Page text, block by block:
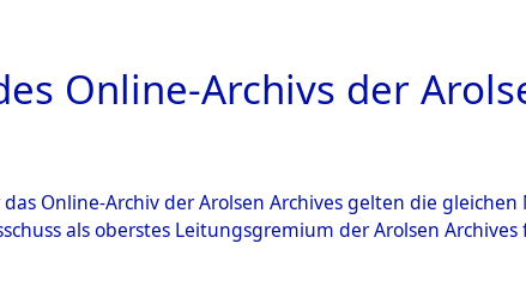
ARCHIVALE ÜBERSICHT
Online-Archivs der
Online-Archiv der Arolsen Archives gelten die
als oberstes Leitungsgremium der Arolsen